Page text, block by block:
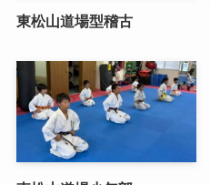
東松山道場型稽古